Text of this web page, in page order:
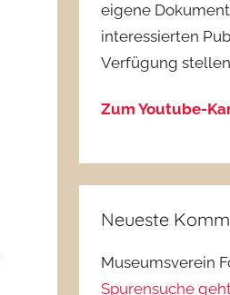
eigene
interessierten
Verfügung
Zum Youtube-
Neueste
Museumsverein
Spurensuche